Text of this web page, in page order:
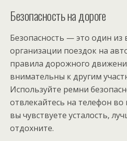
Безопасность на дороге
Безопасность — это один
организации поездок на
правила дорожного
внимательны к другим
Используйте ремни
отвлекайтесь на телефон
вы чувствуете усталость,
отдохните.